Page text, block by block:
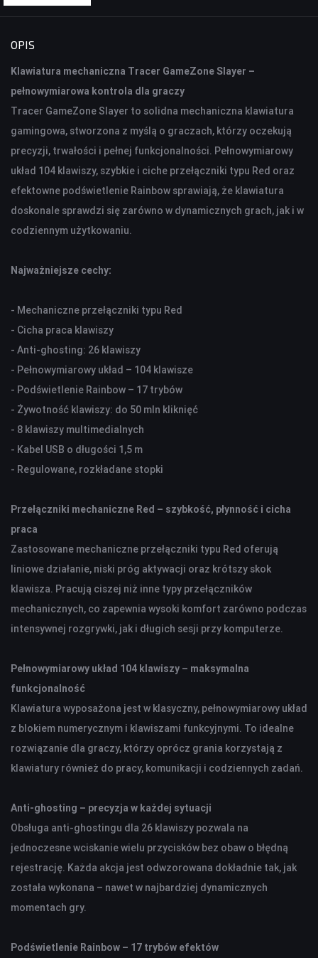
GAMEPADY
AKCESORIA DO NOTEBOOKA
STACJE CHŁODZĄCE
ZASILACZE
KAMERY SAMOCHODOWE
KAMERY DO MONITORINGU
KAMERY SPORTOWE OUTDOOROWE
APARATY
SMARTWATCHE
UCHWYTY DO SMARTFONÓW
TABLETY
WALKIE TALKIE
UCHWYTY I AKCESORIA TV
UCHWYTY TV/LCD
NISZCZARKI I LAMINATORY
ŚRODKI CZYSZCZĄCE
SEJFY I ZABEZPIECZENIA
PROJEKTORY
LISTWY I PRZEDŁUŻACZE
PRZEDŁUŻACZE
OŚWIETLENIE
LAMPY PIERŚCIENIOWE
LATARKI
OPIS
Klawiatura mechaniczna Tracer GameZone Slayer –
pełnowymiarowa kontrola dla graczy
Tracer GameZone Slayer to solidna mechaniczna klawiatura
gamingowa, stworzona z myślą o graczach, którzy oczekują
precyzji, trwałości i pełnej funkcjonalności. Pełnowymiarowy
układ 104 klawiszy, szybkie i ciche przełączniki typu Red oraz
efektowne podświetlenie Rainbow sprawiają, że klawiatura
doskonale sprawdzi się zarówno w dynamicznych grach, jak i w
codziennym użytkowaniu.
Najważniejsze cechy:
- Mechaniczne przełączniki typu Red
- Cicha praca klawiszy
- Anti-ghosting: 26 klawiszy
- Pełnowymiarowy układ – 104 klawisze
- Podświetlenie Rainbow – 17 trybów
- Żywotność klawiszy: do 50 mln kliknięć
- 8 klawiszy multimedialnych
- Kabel USB o długości 1,5 m
- Regulowane, rozkładane stopki
Przełączniki mechaniczne Red – szybkość, płynność i cicha
praca
Zastosowane mechaniczne przełączniki typu Red oferują
liniowe działanie, niski próg aktywacji oraz krótszy skok
klawisza. Pracują ciszej niż inne typy przełączników
mechanicznych, co zapewnia wysoki komfort zarówno podczas
intensywnej rozgrywki, jak i długich sesji przy komputerze.
Pełnowymiarowy układ 104 klawiszy – maksymalna
funkcjonalność
Klawiatura wyposażona jest w klasyczny, pełnowymiarowy układ
z blokiem numerycznym i klawiszami funkcyjnymi. To idealne
rozwiązanie dla graczy, którzy oprócz grania korzystają z
klawiatury również do pracy, komunikacji i codziennych zadań.
Anti-ghosting – precyzja w każdej sytuacji
Obsługa anti-ghostingu dla 26 klawiszy pozwala na
jednoczesne wciskanie wielu przycisków bez obaw o błędną
rejestrację. Każda akcja jest odwzorowana dokładnie tak, jak
została wykonana – nawet w najbardziej dynamicznych
momentach gry.
Podświetlenie Rainbow – 17 trybów efektów